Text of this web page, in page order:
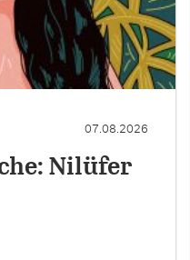
07.08.2026
Nilüfer